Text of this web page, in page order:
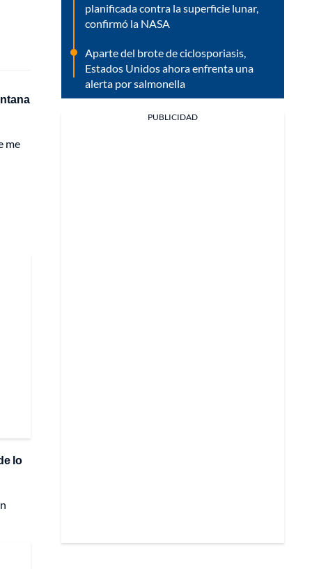
me
lo
planificada contra la superficie lunar,
confirmó la NASA
Aparte del brote de ciclosporiasis,
Estados Unidos ahora enfrenta una
alerta por salmonella
PUBLICIDAD